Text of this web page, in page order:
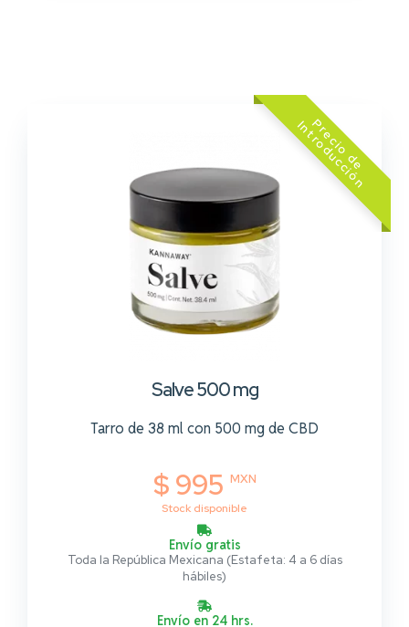
z
Salve 500 mg
Tarro de 38 ml con 500 mg de CBD
$ 995 MXN
Stock disponible
Envío gratis
Toda la República Mexicana (Estafeta: 4 a 6 días
hábiles)
Envío en 24 hrs.